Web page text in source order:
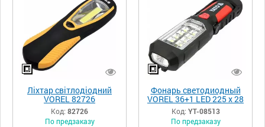
Ліхтар світлодіодний
VOREL 82726
Код: 82726
По предзаказу
Фонарь светодиодный
VOREL 36+1 LED 225 x 28
x 22 мм 4 x ААА
Код: YT-08513
По предзаказу